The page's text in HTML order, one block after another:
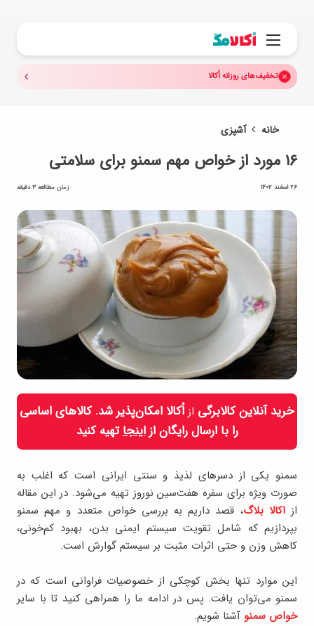
منو
تخفیف‌های روزانه اُکالا
خانه آشپزی
۱۶ مورد از خواص مهم سمنو برای سلامتی
26 اسفند 1402 زمان مطالعه 3 دقیقه
خرید آنلاین کالابرگی از اُکالا امکان‌پذیر شد. کالاهای اساسی
را با ارسال رایگان ازاینجاتهیه کنید
سمنو یکی از دسرهای لذیذ و سنتی ایرانی است که اغلب به
صورت ویژه برای سفره هفت‌سین نوروز تهیه می‌شود. در این مقاله
ازاکالا بلاگ، قصد داریم به بررسی خواص متعدد و مهم سمنو
بپردازیم که شامل تقویت سیستم ایمنی بدن، بهبود کم‌خونی،
کاهش وزن و حتی اثرات مثبت بر سیستم گوارش است.
این موارد تنها بخش کوچکی از خصوصیات فراوانی است که در
سمنو می‌توان یافت. پس در ادامه ما را همراهی کنید تا با سایر
خواص سمنو آشنا شویم.